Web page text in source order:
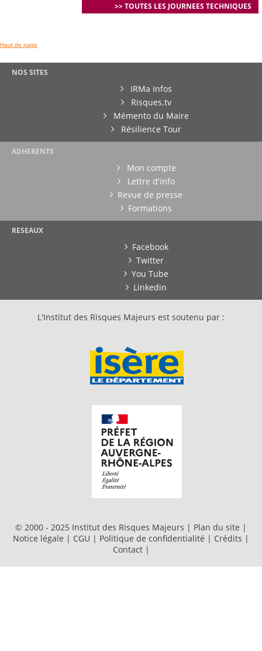
>> TOUTES LES JOURNEES TECHNIQUES
Haut de page
NOS SITES
IRMa Infos
Risques.tv
Mémento du Maire
Résilience Tour
ADHERENTS
Mon compte
Lettre d'info
Revue de presse
Formations
RESEAUX
Facebook
Twitter
You Tube
Linkedin
L'Institut des Risques Majeurs est soutenu par :
© 2000 - 2025 Institut des Risques Majeurs | Plan du site |
Notice légale | CGU | Politique de confidentialité | Crédits |
Contact |